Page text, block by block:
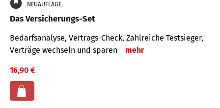
NEUAUFLAGE
Das Versicherungs-Set
Bedarfsanalyse, Vertrags-Check, Zahlreiche Testsieger,
Verträge wechseln und sparen
mehr
16,90 €